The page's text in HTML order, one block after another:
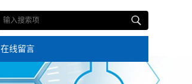
在线留言